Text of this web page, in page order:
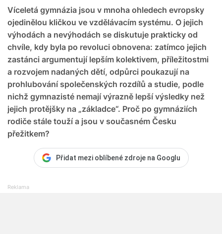
Víceletá gymnázia jsou v mnoha ohledech evropsky
ojedinělou kličkou ve vzdělávacím systému. O jejich
výhodách a nevýhodách se diskutuje prakticky od
chvíle, kdy byla po revoluci obnovena: zatímco jejich
zastánci argumentují lepším kolektivem, příležitostmi
a rozvojem nadaných dětí, odpůrci poukazují na
prohlubování společenských rozdílů a studie, podle
nichž gymnazisté nemají výrazně lepší výsledky než
jejich protějšky na „základce“. Proč po gymnáziích
rodiče stále touží a jsou v současném Česku
přežitkem?
Přidat mezi oblíbené zdroje na Googlu